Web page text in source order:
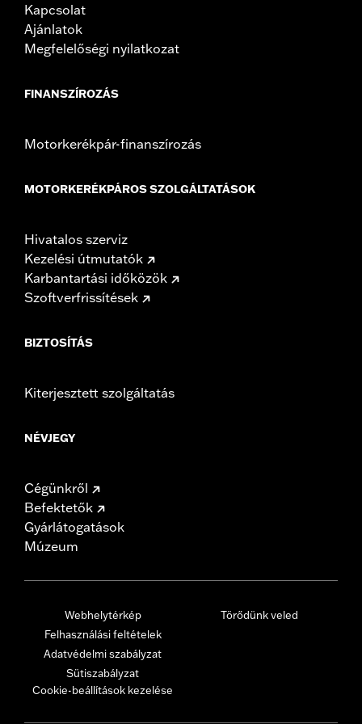
Kapcsolat
Ajánlatok
Megfelelőségi nyilatkozat
FINANSZÍROZÁS
Motorkerékpár-finanszírozás
MOTORKERÉKPÁROS SZOLGÁLTATÁSOK
Hivatalos szerviz
Kezelési útmutatók
Karbantartási időközök
Szoftverfrissítések
BIZTOSÍTÁS
Kiterjesztett szolgáltatás
NÉVJEGY
Cégünkről
Befektetők
Gyárlátogatások
Múzeum
Webhelytérkép
Felhasználási feltételek
Adatvédelmi szabályzat
Sütiszabályzat
Cookie-beállítások kezelése
Törődünk veled